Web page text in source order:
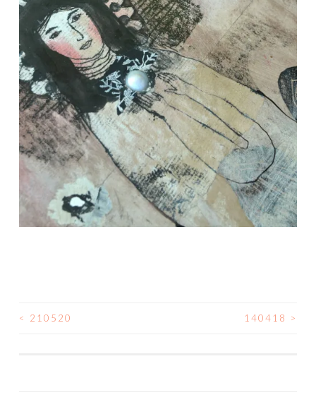
NAVIGATION
< 210520 140418 >